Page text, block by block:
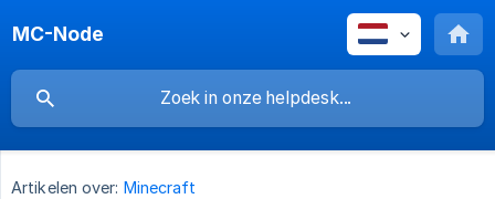
MC-Node
Artikelen over: Minecraft